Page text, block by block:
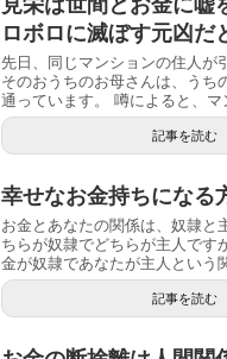
ロボロに滅ぼす元凶だ
先日、同じマンションの住人が
そのおうちのお母さんは、うち
通っています。 噂によると、マ
記事を読む
幸せなお金持ちになる
お金とあなたの関係は、奴隷と
ちらが奴隷でどちらが主人です
金が奴隷であなたが主人という
記事を読む